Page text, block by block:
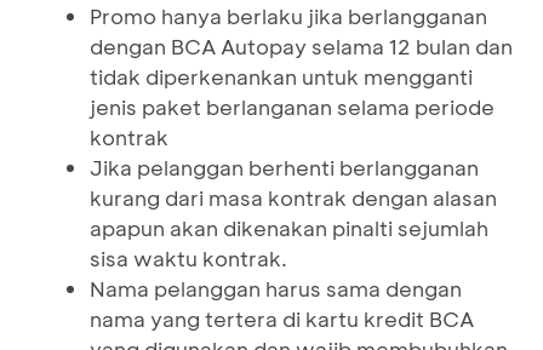
Promo hanya berlaku jika berlangganan
dengan BCA Autopay selama 12 bulan dan
tidak diperkenankan untuk mengganti
jenis paket berlanganan selama periode
kontrak
Jika pelanggan berhenti berlangganan
kurang dari masa kontrak dengan alasan
apapun akan dikenakan pinalti sejumlah
sisa waktu kontrak.
Nama pelanggan harus sama dengan
nama yang tertera di kartu kredit BCA